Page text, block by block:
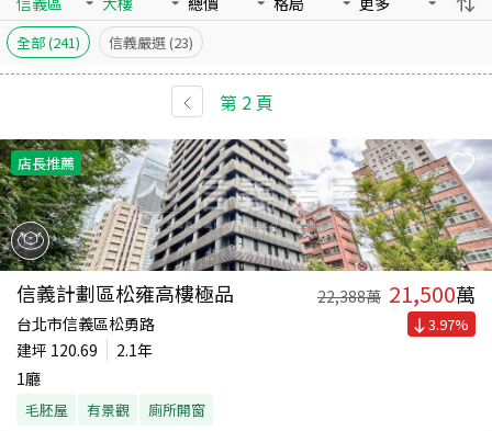
全部(241) 信義嚴選 (23)
第 2頁
店長推薦
信義計劃區松雍高樓極品 22,388萬 21,500萬
台北市信義區松勇路
建坪 120.69
2.1年
1廳
毛胚屋 有景觀 廁所開窗
3.97%